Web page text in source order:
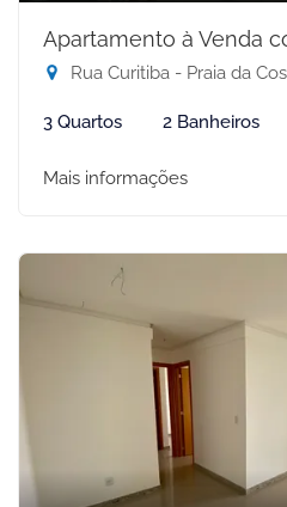
Apartamento à Venda
Rua Curitiba - Praia da
3 Quartos 2 Banheiros
Mais informações